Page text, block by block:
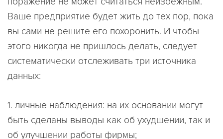
Ваше предприятие будет жить до тех пор, пока
вы сами не решите его похоронить. И чтобы
этого никогда не пришлось делать, следует
систематически отслеживать три источника
данных:
1. личные наблюдения: на их основании могут
быть сделаны выводы как об ухудшении, так и
об улучшении работы фирмы;